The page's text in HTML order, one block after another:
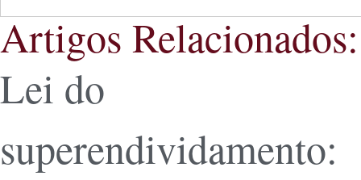
Artigos Relacionados:
Lei do
superendividamento: